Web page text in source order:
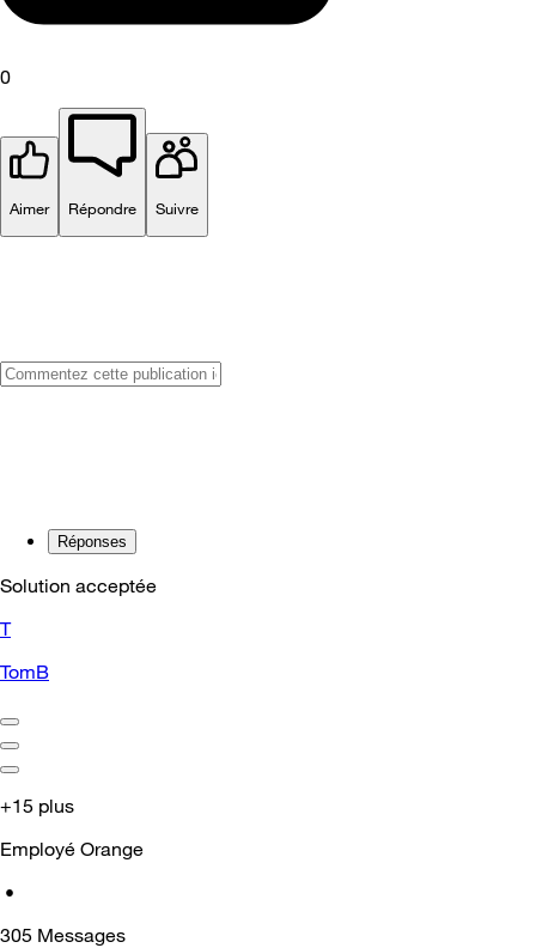
0
Aimer Répondre Suivre
Réponses
Solution acceptée
T
TomB
+15 plus
Employé Orange
•
305 Messages